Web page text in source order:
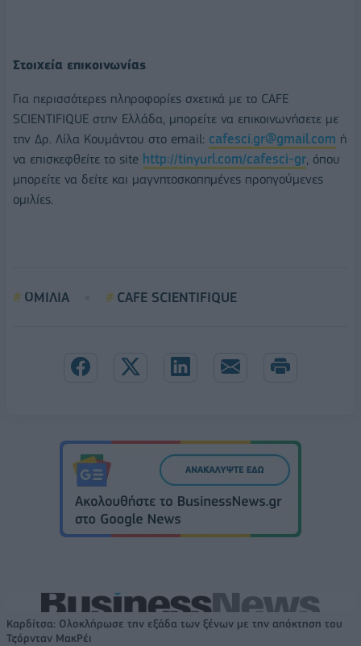
Στοιχεία επικοινωνίας
Για περισσότερες πληροφορίες σχετικά με το CAFΕ
SCIENTIFIQUE στην Ελλάδα, μπορείτε να επικοινωνήσετε με
την Δρ. Λίλα Κουμάντου στο email: cafesci.gr@gmail.com ή
να επισκεφθείτε το site http://tinyurl.com/cafesci-gr , όπου
μπορείτε να δείτε και μαγνητοσκοπημένες προηγούμενες
ομιλίες.
ΟΜΙΛΙΑ CAFE SCIENTIFIQUE
Καρδίτσα: Ολοκλήρωσε την εξάδα των ξένων με την απόκτηση του
Τζόρνταν ΜακΡέι